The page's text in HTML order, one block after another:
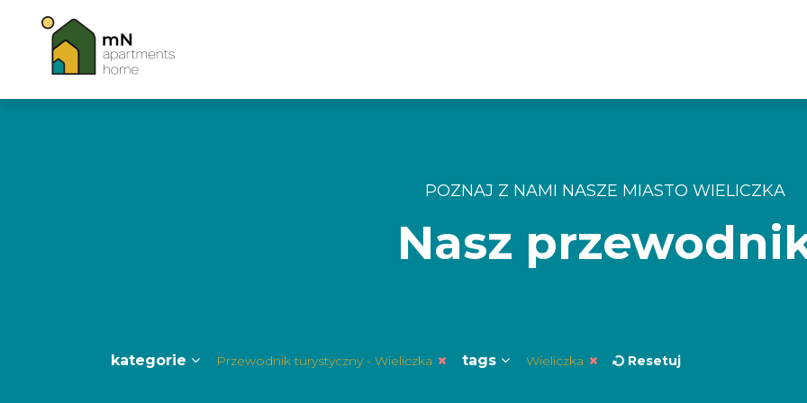
POZNAJ Z NAMI NASZE MIASTO WIELICZKA
Nasz
kategorie Przewodnik turystyczny - Wieliczka tags Wieliczka Resetuj